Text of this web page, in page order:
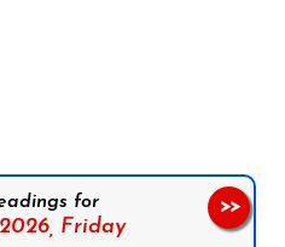
for
Friday
>>